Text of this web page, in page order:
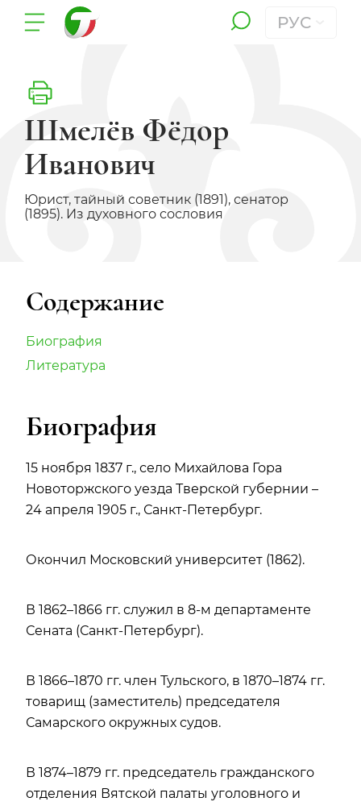
РУС
Шмелёв Фёдор
Иванович
Юрист, тайный советник (1891), сенатор
(1895). Из духовного сословия
Содержание
Биография
Литература
Биография
15 ноября 1837 г., село Михайлова Гора
Новоторжского уезда Тверской губернии –
24 апреля 1905 г., Санкт-Петербург.
Окончил Московский университет (1862).
В 1862–1866 гг. служил в 8-м департаменте
Сената (Санкт-Петербург).
В 1866–1870 гг. член Тульского, в 1870–1874 гг.
товарищ (заместитель) председателя
Самарского окружных судов.
В 1874–1879 гг. председатель гражданского
отделения Вятской палаты уголовного и